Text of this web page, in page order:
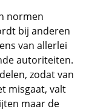
normen
bij anderen
van allerlei
autoriteiten.
zodat van
misgaat, valt
maar de